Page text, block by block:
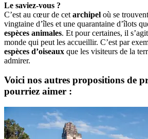
Le saviez-vous ?
C’est au cœur de cet archipel où se trouvent
vingtaine d’îles et une quarantaine d’îlots
espèces animales. Et pour certaines, il
monde qui peut les accueillir. C’est par
espèces d’oiseaux que les visiteurs de la
admirer.
Voici nos autres propositions de
pourriez aimer :